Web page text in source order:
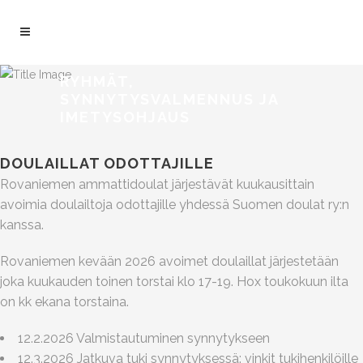
RYHMÄT,
DOULAILLAT ODOTTAJILLE
Rovaniemen ammattidoulat järjestävät kuukausittain
avoimia doulailtoja odottajille yhdessä Suomen doulat ry:n
kanssa.
Rovaniemen kevään 2026 avoimet doulaillat järjestetään
joka kuukauden toinen torstai klo 17-19. Hox toukokuun ilta
on kk ekana torstaina.
12.2.2026 Valmistautuminen synnytykseen
12.3.2026 Jatkuva tuki synnytyksessä: vinkit tukihenkilöille